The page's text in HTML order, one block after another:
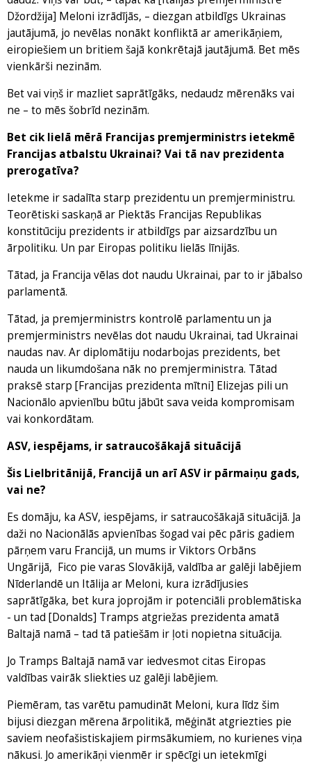
Džordžija] Meloni izrādījās, – diezgan atbildīgs Ukrainas
jautājumā, jo nevēlas nonākt konfliktā ar amerikāņiem,
eiropiešiem un britiem šajā konkrētajā jautājumā. Bet mēs
vienkārši nezinām.
Bet vai viņš ir mazliet saprātīgāks, nedaudz mērenāks vai
ne – to mēs šobrīd nezinām.
Bet cik lielā mērā Francijas premjerministrs ietekmē
Francijas atbalstu Ukrainai? Vai tā nav prezidenta
prerogatīva?
Ietekme ir sadalīta starp prezidentu un premjerministru.
Teorētiski saskaņā ar Piektās Francijas Republikas
konstitūciju prezidents ir atbildīgs par aizsardzību un
ārpolitiku. Un par Eiropas politiku lielās līnijās.
Tātad, ja Francija vēlas dot naudu Ukrainai, par to ir jābalso
parlamentā.
Tātad, ja premjerministrs kontrolē parlamentu un ja
premjerministrs nevēlas dot naudu Ukrainai, tad Ukrainai
naudas nav. Ar diplomātiju nodarbojas prezidents, bet
nauda un likumdošana nāk no premjerministra. Tātad
praksē starp [Francijas prezidenta mītni] Elizejas pili un
Nacionālo apvienību būtu jābūt sava veida kompromisam
vai konkordātam.
ASV, iespējams, ir satraucošākajā situācijā
Šis Lielbritānijā, Francijā un arī ASV ir pārmaiņu gads,
vai ne?
Es domāju, ka ASV, iespējams, ir satraucošākajā situācijā. Ja
daži no Nacionālās apvienības šogad vai pēc pāris gadiem
pārņem varu Francijā, un mums ir Viktors Orbāns
Ungārijā, Fico pie varas Slovākijā, valdība ar galēji labējiem
Nīderlandē un Itālija ar Meloni, kura izrādījusies
saprātīgāka, bet kura joprojām ir potenciāli problemātiska
- un tad [Donalds] Tramps atgriežas prezidenta amatā
Baltajā namā – tad tā patiešām ir ļoti nopietna situācija.
Jo Tramps Baltajā namā var iedvesmot citas Eiropas
valdības vairāk sliekties uz galēji labējiem.
Piemēram, tas varētu pamudināt Meloni, kura līdz šim
bijusi diezgan mērena ārpolitikā, mēģināt atgriezties pie
saviem neofašistiskajiem pirmsākumiem, no kurienes viņa
nākusi. Jo amerikāņi vienmēr ir spēcīgi un ietekmīgi